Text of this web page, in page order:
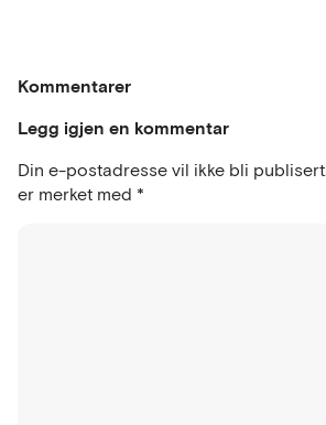
Kommentarer
Legg igjen en kommentar
Din e-postadresse vil ikke bli publisert.
er merket med *